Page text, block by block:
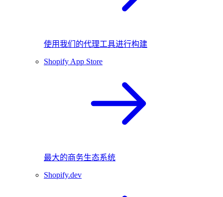
使用我们的代理工具进行构建
Shopify App Store
最大的商务生态系统
Shopify.dev